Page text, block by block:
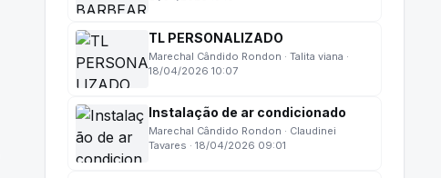
TL PERSONALIZADO
Marechal Cândido Rondon · Talita viana ·
18/04/2026 10:07
Instalação de ar condicionado
Marechal Cândido Rondon · Claudinei
Tavares · 18/04/2026 09:01